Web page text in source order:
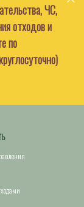
ЧС,
отходов и
по